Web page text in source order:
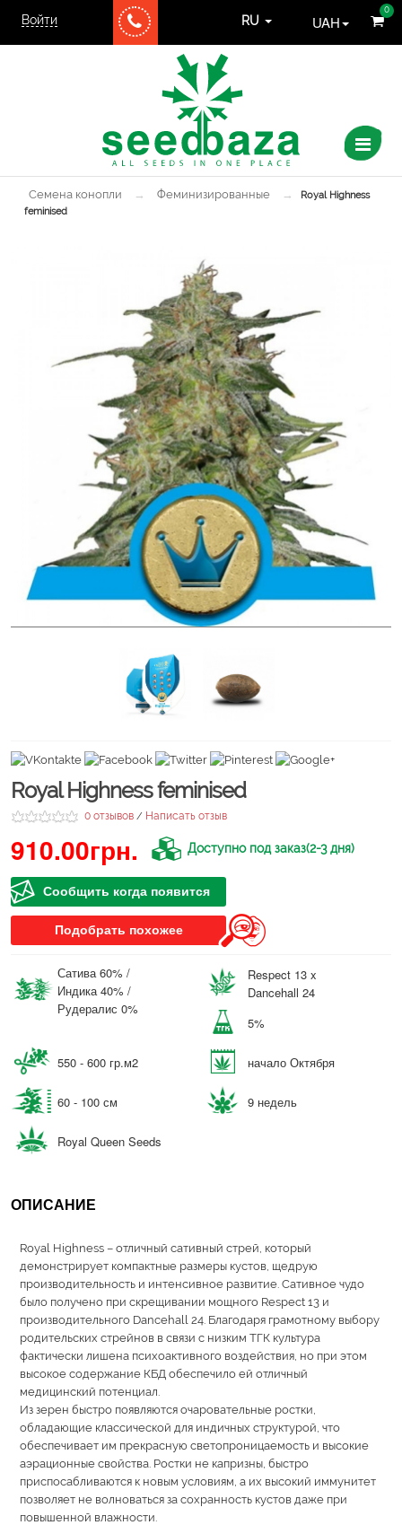
Войти
0
RU UAH
Семена конопли → Феминизированные →
Royal Highness
feminised
Royal Highness feminised
0 отзывов / Написать отзыв
910.00грн. Доступно под заказ(2-3 дня)
Сообщить когда появится
Подобрать похожее
Сатива 60% /
Индика 40% /
Рудералис 0%
Respect 13 x
Dancehall 24
5%
550 - 600 гр.м2 начало Октября
60 - 100 см 9 недель
Royal Queen Seeds
ОПИСАНИЕ
Royal Highness – отличный сативный стрей, который
демонстрирует компактные размеры кустов, щедрую
производительность и интенсивное развитие. Сативное чудо
было получено при скрещивании мощного Respect 13 и
производительного Dancehall 24. Благодаря грамотному выбору
родительских стрейнов в связи с низким ТГК культура
фактически лишена психоактивного воздействия, но при этом
высокое содержание КБД обеспечило ей отличный
медицинский потенциал.
Из зерен быстро появляются очаровательные ростки,
обладающие классической для индичных структурой, что
обеспечивает им прекрасную светопроницаемость и высокие
аэрационные свойства. Ростки не капризны, быстро
приспосабливаются к новым условиям, а их высокий иммунитет
позволяет не волноваться за сохранность кустов даже при
повышенной влажности.